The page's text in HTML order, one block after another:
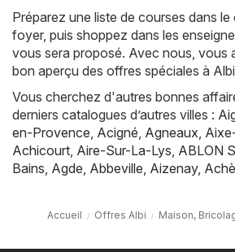
Préparez une liste de courses dans
foyer, puis shoppez dans les
vous sera proposé. Avec nous, vous
bon aperçu des offres spéciales à
Vous cherchez d'autres bonnes
derniers catalogues d’autres villes :
en-Provence Acigné Agneaux
Achicourt Aire-Sur-La-Lys ABLON
Bains Agde Abbeville Aizenay,
Accueil Offres Albi Maison,